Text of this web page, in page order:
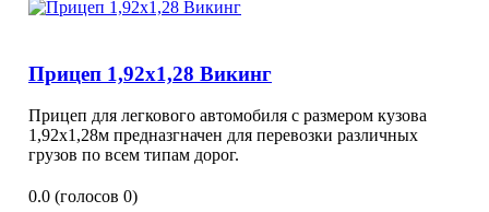
Прицеп 1,92х1,28 Викинг
Прицеп для легкового автомобиля с размером кузова
1,92х1,28м предназгначен для перевозки различных
грузов по всем типам дорог.
0.0 (голосов 0)